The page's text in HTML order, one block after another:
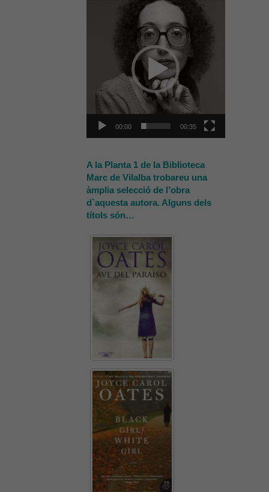
00:00 00:35
A la Planta 1 de la Biblioteca
Marc de Vilalba trobareu una
àmplia selecció de l’obra
d`aquesta autora. Alguns dels
títols són…